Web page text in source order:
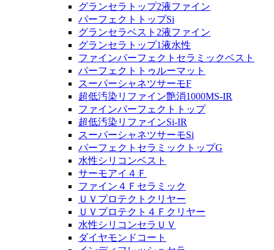
グランセラトップ2液ファイン
パーフェクトトップSi
グランセラベスト2液ファイン
グランセラトップ1液水性
ファインパーフェクトセラミックベスト
パーフェクトトゥルーマット
スーパーシャネツサーモF
超低汚染リファイン艶消1000MS-IR
ファインパーフェクトトップ
超低汚染リファインSi-IR
スーパーシャネツサーモSi
パーフェクトセラミックトップG
水性シリコンベスト
サーモアイ４Ｆ
ファイン４Ｆセラミック
ＵＶプロテクトクリヤー
ＵＶプロテクト４Ｆクリヤー
水性シリコンセラＵＶ
ダイヤモンドコート